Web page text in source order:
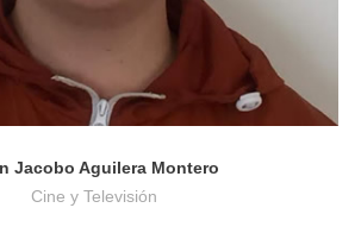
Jacobo Aguilera Montero
Cine y Televisión